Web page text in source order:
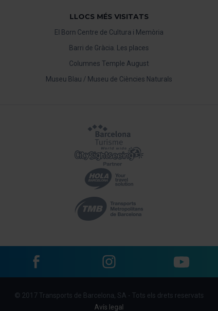
LLOCS MÉS VISITATS
El Born Centre de Cultura i Memòria
Barri de Gràcia. Les places
Columnes Temple August
Museu Blau / Museu de Ciències Naturals
Menu
© 2017 Transports de Barcelona, SA - Tots els drets reservats
Avís legal